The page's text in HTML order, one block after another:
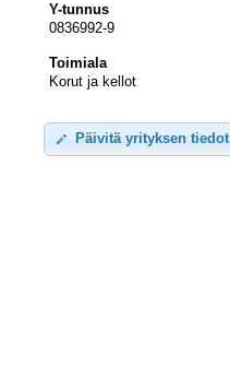
Y-tunnus
0836992-9
Toimiala
Korut ja kellot
Päivitä yrityksen tiedot